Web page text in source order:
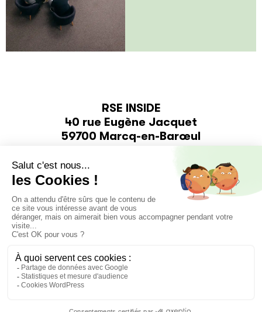
GROUPE IRD
IRD INVEST
IRD M&A
MENTIONS LÉGALES
POLITIQUE DE CONFIDENTIALITÉ
RSE INSIDE
40 rue Eugène Jacquet
59700 Marcq-en-Barœul
contact@rse-inside.org